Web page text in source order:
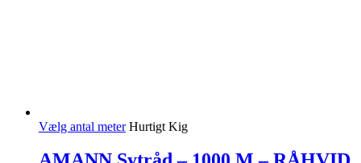
Vælg antal meter Hurtigt Kig